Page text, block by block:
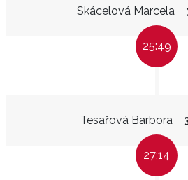
Skácelová Marcela
25:49
Tesařová Barbora
27:14